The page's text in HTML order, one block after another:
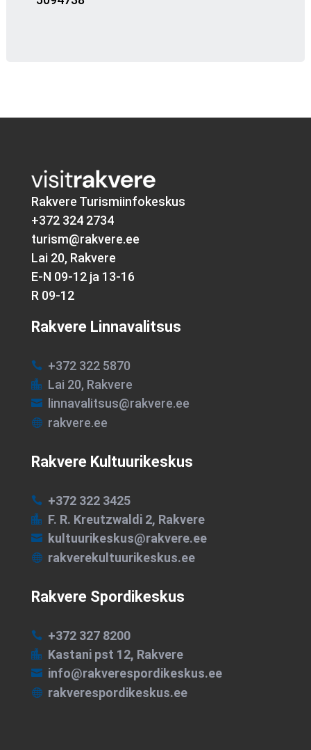
Rakvere Turismiinfokeskus
+372 324 2734
turism@rakvere.ee
Lai 20, Rakvere
E-N 09-12 ja 13-16
R 09-12
Rakvere Linnavalitsus
 +372 322 5870
 Lai 20, Rakvere
 linnavalitsus@rakvere.ee
 rakvere.ee
Rakvere Kultuurikeskus
 +372 322 3425
 F. R. Kreutzwaldi 2, Rakvere
 kultuurikeskus@rakvere.ee
 rakverekultuurikeskus.ee
Rakvere Spordikeskus
 +372 327 8200
 Kastani pst 12, Rakvere
 info@rakverespordikeskus.ee
 rakverespordikeskus.ee